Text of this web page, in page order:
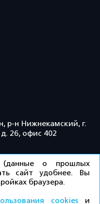
р-н Нижнекамский, г.
26, офис 402
2026 / Все права
о прошлых
сайт удобнее. Вы
браузера.
cookies и